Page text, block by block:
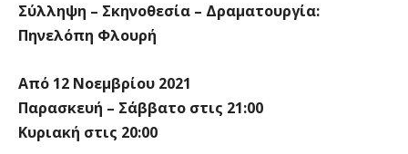
Σύλληψη – Σκηνοθεσία – Δραματουργία:
Πηνελόπη Φλουρή
Από 12 Νοεμβρίου 2021
Παρασκευή – Σάββατο στις 21:00
Κυριακή στις 20:00